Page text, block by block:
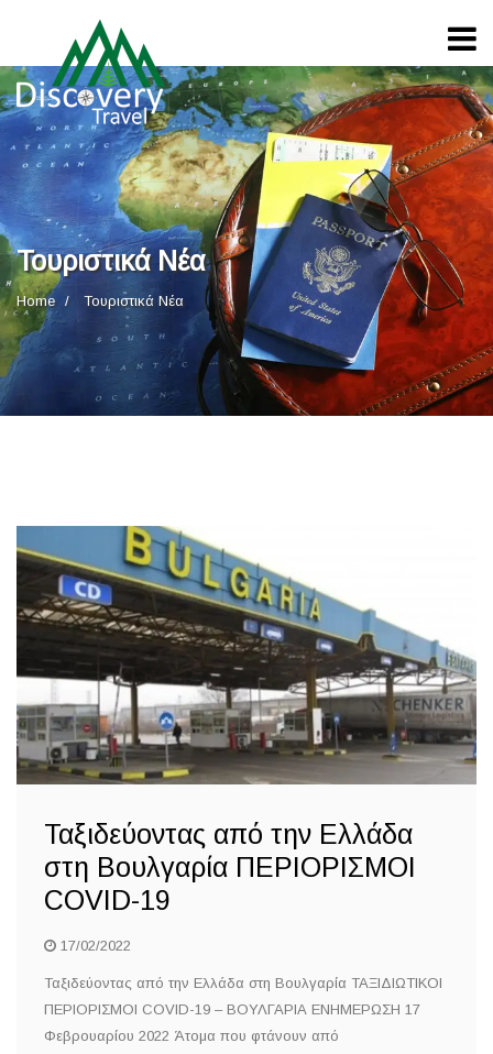
Τουριστικά Νέα
Home Τουριστικά Νέα
Ταξιδεύοντας από την Ελλάδα
στη Βουλγαρία ΠΕΡΙΟΡΙΣΜΟΙ
COVID-19
17/02/2022
Ταξιδεύοντας από την Ελλάδα στη Βουλγαρία ΤΑΞΙΔΙΩΤΙΚΟΙ
ΠΕΡΙΟΡΙΣΜΟΙ COVID-19 – ΒΟΥΛΓΑΡΙΑ ΕΝΗΜΕΡΩΣΗ 17
Φεβρουαρίου 2022 Άτομα που φτάνουν από